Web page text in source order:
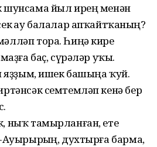
шунсама йыл ирең менән
һау балалар апҡайтҡанһың?
тора. Һиңә кире
баҫ, сүрәләр уҡы.
яҙҙым, ишек башыңа ҡуй.
семтемләп кенә бер
ныҡ тамырланған, ете
Ауырырһың, духтырға барма,